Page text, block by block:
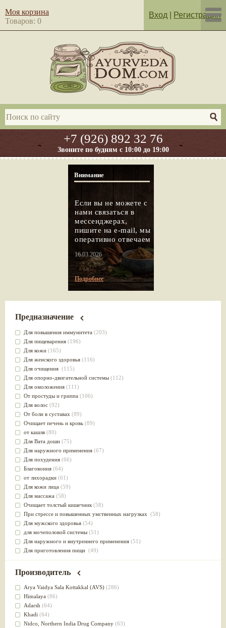
+7 (926) 892 32 76
Звоните по будням с 10:00 до 19:00
Моя корзина
Товаров: 0
Вход Регистрация
Внимание
Если вы не можете с
нами связаться в
мессенджерах,
пишите на e-mail, мы
оперативно отвечаем
16.03.2026
Подробнее
Предназначение
Для повышения иммунитета (203)
Для пищеварения (196)
Для кожи (165)
Для женского здоровья (116)
Для очищения (115)
Для опорно-двигательной системы (112)
Для омоложения (111)
От простуды и гриппа (106)
Для волос (92)
От боли в суставах (89)
Очищает печень и кровь (89)
от кашля (80)
Для Вата доши (75)
Для наружного применения (67)
Для похудения (66)
Благовония (64)
от лихорадки (61)
Для кожи лица (59)
Для массажа (58)
Очищает толстый кишечник (58)
При стрессе и повышенных умственных нагрузках (58)
Для мужского здоровья (54)
для мочеполовой системы (51)
Для наружного и внутреннего применения (51)
Для приготовления пищи (49)
от инфекций мочеполовой системы(49)
для суставов
Лечит опухоли и отеки(46)
Для медитации
выводит токсины
Для здоровья печени
Для тела(39)
Производитель
Arya Vaidya Sala Kottakkal (AVS) (286)
Himalaya (86)
Adarsh (64)
Khadi (64)
Nidсo, Northern India Drug Company (63)